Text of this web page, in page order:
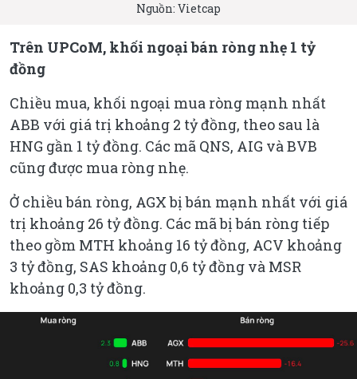
Nguồn: Vietcap
Trên UPCoM, khối ngoại bán ròng nhẹ 1 tỷ
đồng
Chiều mua, khối ngoại mua ròng mạnh nhất
ABB với giá trị khoảng 2 tỷ đồng, theo sau là
HNG gần 1 tỷ đồng. Các mã QNS, AIG và BVB
cũng được mua ròng nhẹ.
Ở chiều bán ròng, AGX bị bán mạnh nhất với giá
trị khoảng 26 tỷ đồng. Các mã bị bán ròng tiếp
theo gồm MTH khoảng 16 tỷ đồng, ACV khoảng
3 tỷ đồng, SAS khoảng 0,6 tỷ đồng và MSR
khoảng 0,3 tỷ đồng.